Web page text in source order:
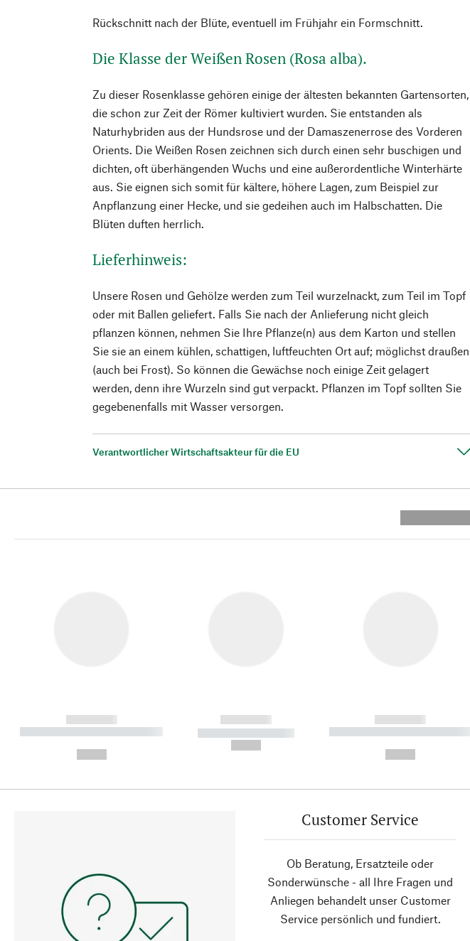
Rückschnitt nach der Blüte, eventuell im Frühjahr ein Formschnitt.
Die Klasse der Weißen Rosen (Rosa alba).
Zu dieser Rosenklasse gehören einige der ältesten bekannten Gartensorten,
die schon zur Zeit der Römer kultiviert wurden. Sie entstanden als
Naturhybriden aus der Hundsrose und der Damaszenerrose des Vorderen
Orients. Die Weißen Rosen zeichnen sich durch einen sehr buschigen und
dichten, oft überhängenden Wuchs und eine außerordentliche Winterhärte
aus. Sie eignen sich somit für kältere, höhere Lagen, zum Beispiel zur
Anpflanzung einer Hecke, und sie gedeihen auch im Halbschatten. Die
Blüten duften herrlich.
Lieferhinweis:
Unsere Rosen und Gehölze werden zum Teil wurzelnackt, zum Teil im Topf
oder mit Ballen geliefert. Falls Sie nach der Anlieferung nicht gleich
pflanzen können, nehmen Sie Ihre Pflanze(n) aus dem Karton und stellen
Sie sie an einem kühlen, schattigen, luftfeuchten Ort auf; möglichst draußen
(auch bei Frost). So können die Gewächse noch einige Zeit gelagert
werden, denn ihre Wurzeln sind gut verpackt. Pflanzen im Topf sollten Sie
gegebenenfalls mit Wasser versorgen.
Verantwortlicher Wirtschaftsakteur für die EU
------------
----------- ----------- ----------
------------
----------- -----------
------------
----------- ----------- ----------
Customer Service
Ob Beratung, Ersatzteile oder
Sonderwünsche - all Ihre Fragen und
Anliegen behandelt unser Customer
Service persönlich und fundiert.